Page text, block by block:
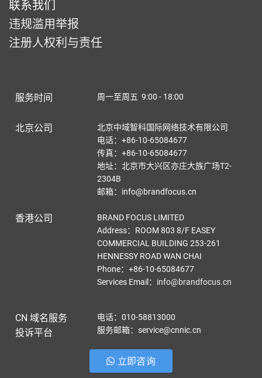
联系我们
违规滥用举报
注册人权利与责任
服务时间 周一至周五 9:00 - 18:00
北京公司
北京中域智科国际网络技术有限公司
电话：+86-10-65084677
传真：+86-10-65084677
地址：北京市大兴区亦庄大族广场T2-
2304B
邮箱：info@brandfocus.cn
香港公司
BRAND FOCUS LIMITED
Address：ROOM 803 8/F EASEY
COMMERCIAL BUILDING 253-261
HENNESSY ROAD WAN CHAI
Phone：+86-10-65084677
Services Email ： info@brandfocus.cn
CN 域名服务
投诉平台
电话：010-58813000
服务邮箱：service@cnnic.cn
立即咨询